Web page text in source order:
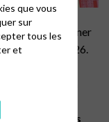
confectionner
de Noël 2026.
matériaux
novembre, la
!
êtes tous les
que vous
sur
tous les
et